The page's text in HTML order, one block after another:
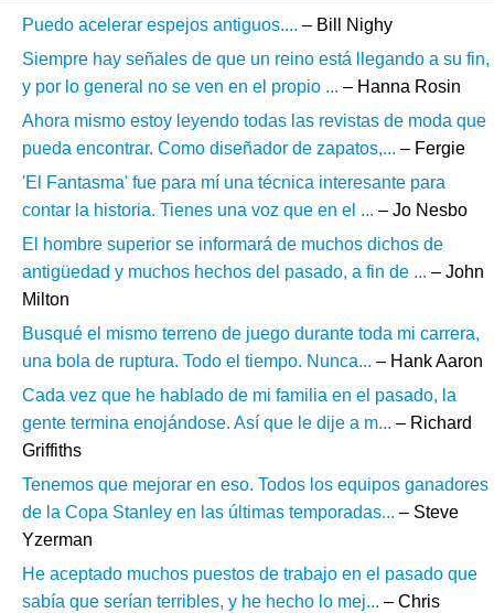
Puedo acelerar espejos antiguos.... – Bill Nighy
Siempre hay señales de que un reino está llegando a su fin,
y por lo general no se ven en el propio ... – Hanna Rosin
Ahora mismo estoy leyendo todas las revistas de moda que
pueda encontrar. Como diseñador de zapatos,... – Fergie
'El Fantasma' fue para mí una técnica interesante para
contar la historia. Tienes una voz que en el ... – Jo Nesbo
El hombre superior se informará de muchos dichos de
antigüedad y muchos hechos del pasado, a fin de ... – John
Milton
Busqué el mismo terreno de juego durante toda mi carrera,
una bola de ruptura. Todo el tiempo. Nunca... – Hank Aaron
Cada vez que he hablado de mi familia en el pasado, la
gente termina enojándose. Así que le dije a m... – Richard
Griffiths
Tenemos que mejorar en eso. Todos los equipos ganadores
de la Copa Stanley en las últimas temporadas... – Steve
Yzerman
He aceptado muchos puestos de trabajo en el pasado que
sabía que serían terribles, y he hecho lo mej... – Chris